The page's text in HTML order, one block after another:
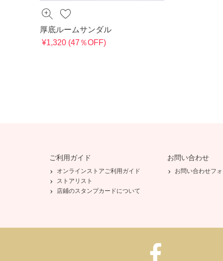
厚底ルームサンダル
¥1,320 (47％OFF)
ご利用ガイド
オンラインストアご利用ガイド
ストアリスト
店鋪のスタンプカードについて
お問い合わせ
お問い合わせフ